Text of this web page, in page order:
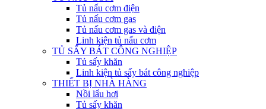
Tủ nấu cơm điện
Tủ nấu cơm gas
Tủ nấu cơm gas và điện
Linh kiện tủ nấu cơm
TỦ SẤY BÁT CÔNG NGHIỆP
Tủ sấy khăn
Linh kiện tủ sấy bát công nghiệp
THIẾT BỊ NHÀ HÀNG
Nồi lẩu hơi
Tủ sấy khăn